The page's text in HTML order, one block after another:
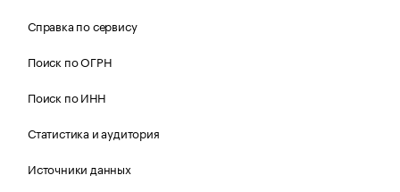
Справка по сервису
Поиск по ОГРН
Поиск по ИНН
Статистика и аудитория
Источники данных